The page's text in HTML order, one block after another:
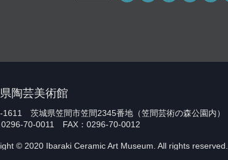
陶芸美術館
1611 茨城県笠間市笠間2345番地（笠間芸術の森公園内）
0296-70-0011 FAX：0296-70-0012
© 2020 Ibaraki Ceramic Art Museum. All rights reserved.